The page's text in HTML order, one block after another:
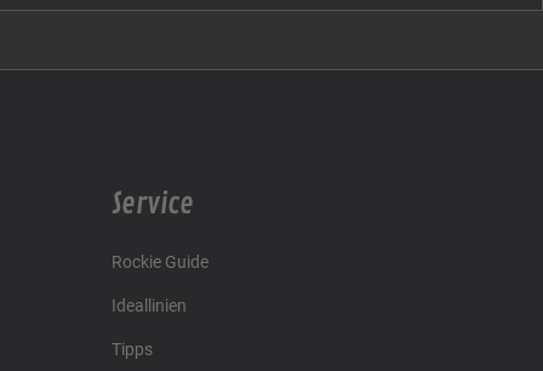
Service
Rockie Guide
Ideallinien
Tipps